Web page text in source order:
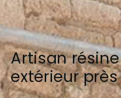
Artisan
extérieur